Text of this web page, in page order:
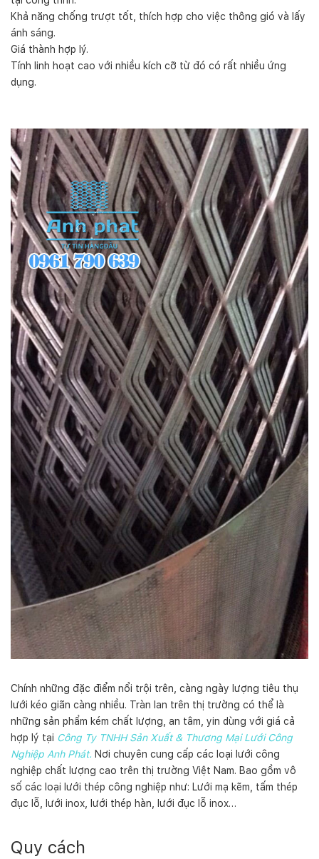
Khả năng chống trượt tốt, thích hợp cho việc thông gió và lấy
ánh sáng.
Giá thành hợp lý.
Tính linh hoạt cao với nhiều kích cỡ từ đó có rất nhiều ứng
dụng.
Chính những đặc điểm nổi trội trên, càng ngày lượng tiêu thụ
lưới kéo giãn càng nhiều. Tràn lan trên thị trường có thể là
những sản phẩm kém chất lượng, an tâm, yin dùng với giá cả
hợp lý tại Công Ty TNHH Sản Xuất & Thương Mại Lưới Công
Nghiệp Anh Phát. Nơi chuyên cung cấp các loại lưới công
nghiệp chất lượng cao trên thị trường Việt Nam. Bao gồm vô
số các loại lưới thép công nghiệp như: Lưới mạ kẽm, tấm thép
đục lỗ, lưới inox, lưới thép hàn, lưới đục lỗ inox…
Quy cách